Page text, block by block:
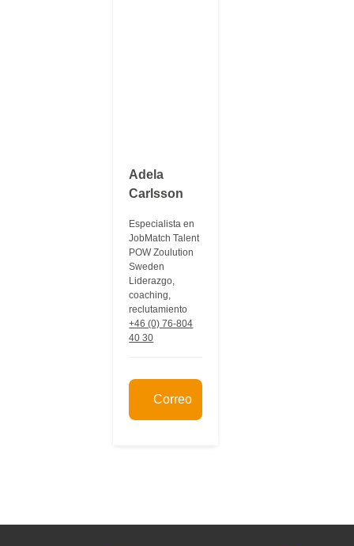
Adela
Carlsson
Especialista en
JobMatch Talent
POW Zoulution
Sweden
Liderazgo,
coaching,
reclutamiento
+46 (0) 76-804
40 30
Correo